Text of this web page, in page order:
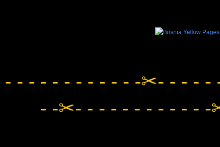
- - - - - - - - - - - -✂- - - -
- -✂- - - - - - - - - - - -